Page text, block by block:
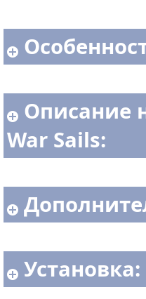
Описание
War Sails:
Установка: